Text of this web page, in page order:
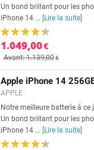
Un bond brillant pour les
iPhone 14 ...
[Lire la suite]
1.049,00€
Avant: 1.139,00€
Apple iPhone 14
APPLE
Notre meilleure batterie à ce
Un bond brillant pour les
iPhone 14 ...
[Lire la suite]